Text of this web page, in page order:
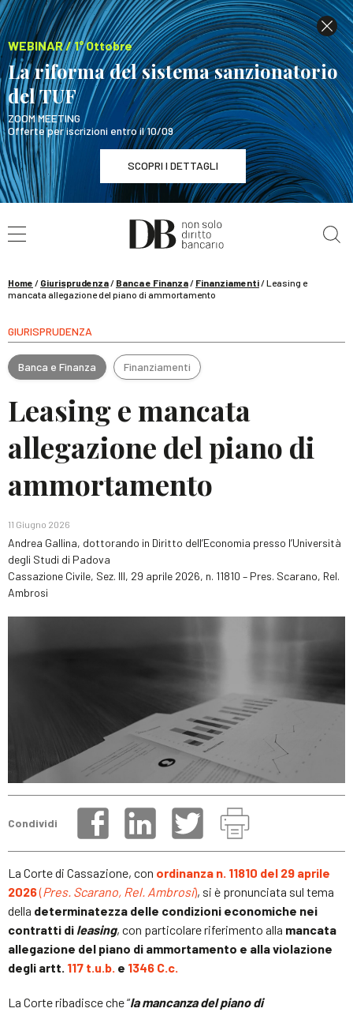
WEBINAR / 1° Ottobre
La riforma del sistema sanzionatorio
del TUF
ZOOM MEETING
Offerte per iscrizioni entro il 10/09
SCOPRI I DETTAGLI
WEBINAR / 1° Ottobre
La riforma del sistema sanzionatorio del TUF
Home / Giurisprudenza/ Banca e Finanza/ Finanziamenti/Leasing e
mancata allegazione del piano di ammortamento
GIURISPRUDENZA
Banca e Finanza Finanziamenti
Leasing e mancata
allegazione del piano di
ammortamento
11 Giugno 2026
Andrea Gallina, dottorando in Diritto dell’Economia presso l’Università
degli Studi di Padova
Cassazione Civile, Sez. III, 29 aprile 2026, n. 11810 – Pres. Scarano, Rel.
Ambrosi
Condividi
La Corte di Cassazione, con ordinanza n. 11810 del 29 aprile
2026(Pres. Scarano, Rel. Ambrosi), si è pronunciata sul tema
della determinatezza delle condizioni economiche nei
contratti di leasing, con particolare riferimento alla mancata
allegazione del piano di ammortamento e alla violazione
degli artt. 117 t.u.b. e 1346 C.c.
La Corte ribadisce che “la mancanza del piano di